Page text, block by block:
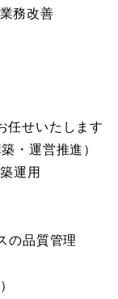
務改善
せいたします
・運営推進）
運用
の品質管理